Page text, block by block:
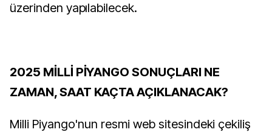
üzerinden yapılabilecek.
2025 MİLLİ PİYANGO SONUÇLARI NE
ZAMAN, SAAT KAÇTA AÇIKLANACAK?
Milli Piyango'nun resmi web sitesindeki çekiliş